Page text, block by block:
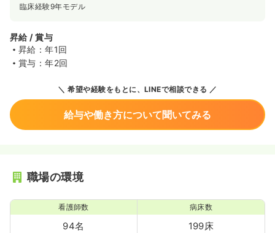
臨床経験9年モデル
昇給 / 賞与
昇給：年1回
賞与：年2回
希望や経験をもとに、LINEで相談できる
給与や働き方について聞いてみる
職場の環境
看護師数
94名
病床数
199床